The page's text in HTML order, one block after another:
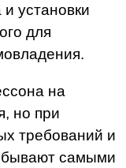
установки
для
на
но при
требований и
самыми